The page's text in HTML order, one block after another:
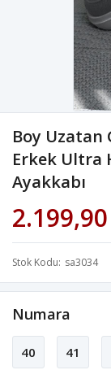
Boy Uzatan
Erkek Ultra
Ayakkabı
Stok Kodu sa3034
Numara
40 41